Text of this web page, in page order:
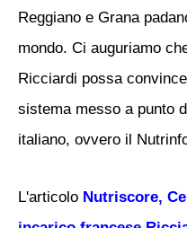
Reggiano e Grana
mondo. Ci auguriamo
Ricciardi possa
sistema messo a punto
italiano, ovvero il
L'articolo Nutriscore,